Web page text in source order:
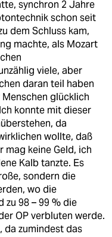
synchron 2 Jahre
schon seit
dem Schluss kam,
machte, als Mozart
viele, aber
daran teil haben
glücklich
konnte mit dieser
da
wollte, daß
mag keine Geld, ich
Kalb tanzte. Es
sondern die
wo die
zu 98 – 99 % die
OP verbluten werde.
da zumindest das